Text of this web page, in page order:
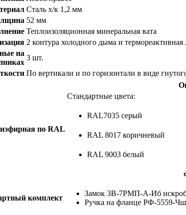
Сталь х/к 1,2 мм
52 мм
Теплоизоляционная минеральная вата
2 контура холодного дыма и термореактивная
на
3 шт.
По вертикали и по горизонтали в виде
по RAL
Стандартные цвета:
RAL7035 серый
RAL 8017 коричневый
RAL 9003 белый
комплект
Замок 3В-7РМП-А-Иб
Ручка на фланце РФ-5559-